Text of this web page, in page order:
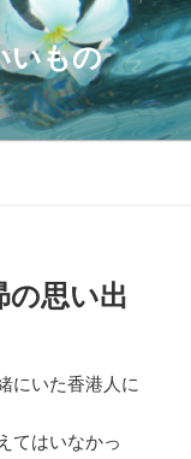
もの
思い出
にいた香港人に
てはいなかっ